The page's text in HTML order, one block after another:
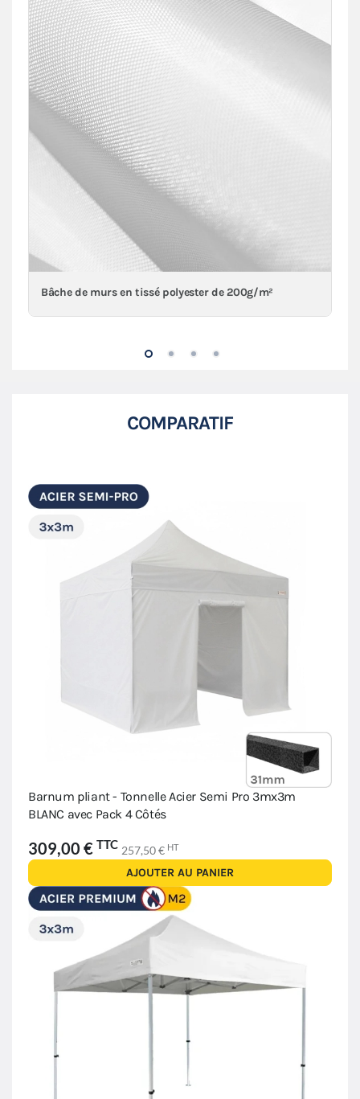
Bâche de murs en tissé polyester de 200g/m²
COMPARATIF
Barnum pliant - Tonnelle Acier Semi Pro 3mx3m
BLANC avec Pack 4 Côtés
309,00 € TTC 257,50 € HT
AJOUTER AU PANIER